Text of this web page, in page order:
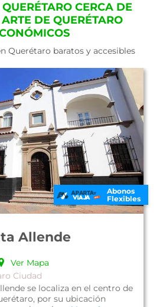
CERCA DE
DE QUERÉTARO
Querétaro baratos y accesibles
Abonos
Flexibles
Fiesta Americana
Ver Mapa
Ciudad
Americana Querétaro